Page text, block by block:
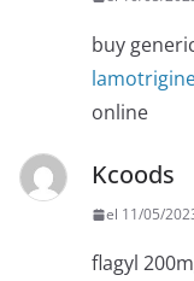
buy
online
Kcoods
el 11/05/
flagyl